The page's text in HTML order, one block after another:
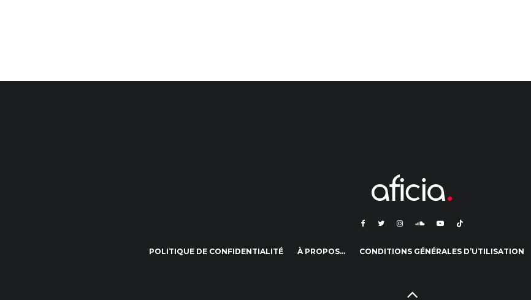
POLITIQUE DE CONFIDENTIALITÉ À PROPOS… CONDITIONS GÉNÉRALES D’UTILISATION